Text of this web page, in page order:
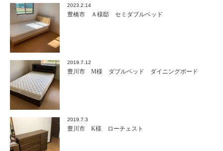
2023.2.14
豊橋市 Ａ様邸 セミダブルベッド
2019.7.12
豊川市 M様 ダブルベッド ダイニングボード
2019.7.3
豊川市 K様 ローチェスト